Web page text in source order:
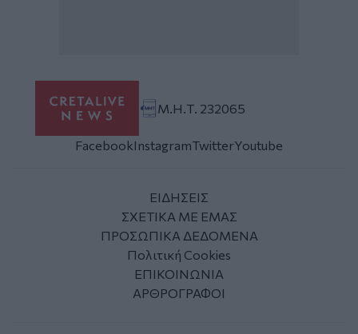
Μ.Η.Τ. 232065
FacebookInstagramTwitterYoutube
ΕΙΔΗΣΕΙΣ
ΣΧΕΤΙΚΑ ΜΕ ΕΜΑΣ
ΠΡΟΣΩΠΙΚΑ ΔΕΔΟΜΕΝΑ
Πολιτική Cookies
ΕΠΙΚΟΙΝΩΝΙΑ
ΑΡΘΡΟΓΡΑΦΟΙ